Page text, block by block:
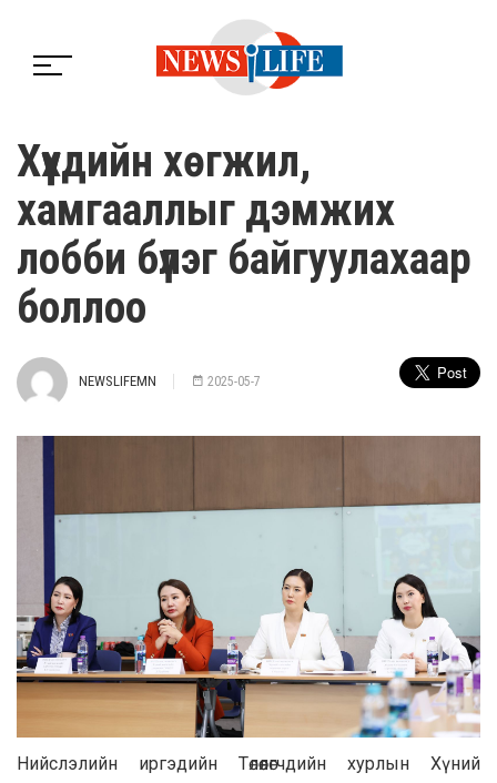
Хүүхдийн хөгжил,
хамгааллыг дэмжих
лобби бүлэг байгуулахаар
боллоо
NEWSLIFEMN 2025-05-7
Нийслэлийн иргэдийн Төлөөлөгчдийн хурлын Хүний